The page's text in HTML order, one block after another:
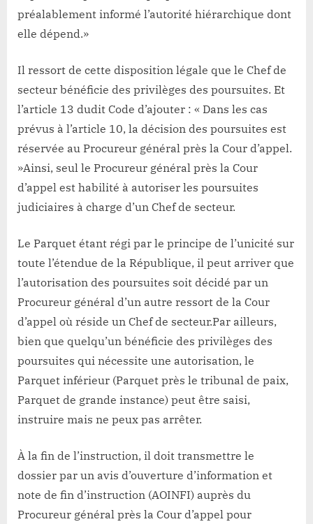
préalablement informé l’autorité hiérarchique dont
elle dépend.»
Il ressort de cette disposition légale que le Chef de
secteur bénéficie des privilèges des poursuites. Et
l’article 13 dudit Code d’ajouter : « Dans les cas
prévus à l’article 10, la décision des poursuites est
réservée au Procureur général près la Cour d’appel.
»Ainsi, seul le Procureur général près la Cour
d’appel est habilité à autoriser les poursuites
judiciaires à charge d’un Chef de secteur.
Le Parquet étant régi par le principe de l’unicité sur
toute l’étendue de la République, il peut arriver que
l’autorisation des poursuites soit décidé par un
Procureur général d’un autre ressort de la Cour
d’appel où réside un Chef de secteur.Par ailleurs,
bien que quelqu’un bénéficie des privilèges des
poursuites qui nécessite une autorisation, le
Parquet inférieur (Parquet près le tribunal de paix,
Parquet de grande instance) peut être saisi,
instruire mais ne peux pas arrêter.
À la fin de l’instruction, il doit transmettre le
dossier par un avis d’ouverture d’information et
note de fin d’instruction (AOINFI) auprès du
Procureur général près la Cour d’appel pour